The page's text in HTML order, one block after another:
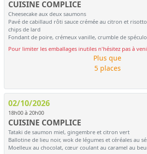
CUISINE COMPLICE
Cheesecake aux deux saumons
Pavé de cabillaud rôti sauce crémée au citron et
chips de lard
Fondant de poire, crémeux vanille, crumble de
Pour limiter les emballages inutiles n'hésitez pas à
Plus que
5 places
02/10/2026
18h00 à 20h00
CUISINE COMPLICE
Tataki de saumon miel, gingembre et citron vert
Ballotine de lieu noir, wok de légumes et céréales au
Moelleux au chocolat, cœur coulant au caramel au